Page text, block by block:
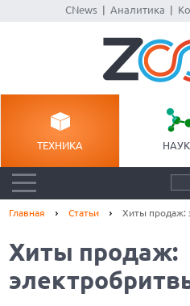
CNews| Аналитика
ТЕХНИКА
Главная Статьи Хиты продаж:
Хиты продаж: